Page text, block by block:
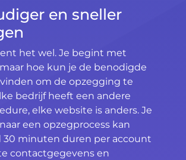
en sneller
het wel. Je begint met
hoe kun je de benodigde
om de opzegging te
bedrijf heeft een andere
elke website is anders. Je
een opzegprocess kan
minuten duren per account
contactgegevens en